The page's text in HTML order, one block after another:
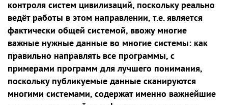
контроля систем цивилизаций, поскольку реально
ведёт работы в этом направлении, т.е. является
фактически общей системой, ввожу многие
важные нужные данные во многие системы: как
правильно направлять все программы, с
примерами программ для лучшего понимания,
поскольку публикуемые данные сканируются
многими системами, содержат именно важнейшие